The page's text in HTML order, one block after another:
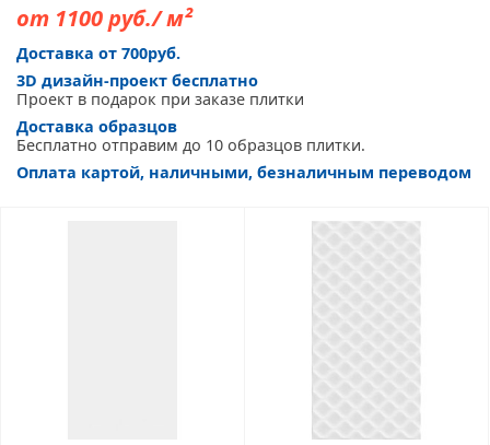
от 1100 руб./ м²
Доставка от 700руб.
3D дизайн-проект бесплатно
Проект в подарок при заказе плитки
Доставка образцов
Бесплатно отправим до 10 образцов плитки.
Оплата картой, наличными, безналичным переводом